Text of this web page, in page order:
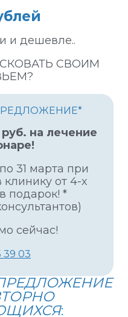
и дешевле..
СВОИМ
на лечение
31 марта при
клинику от 4-х
подарок! *
сейчас!
39 03
: